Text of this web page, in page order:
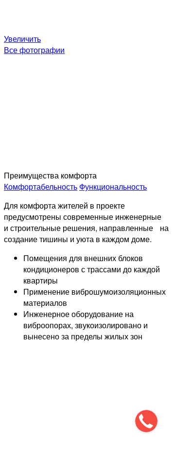
Увеличить
Все фотографии
Преимущества комфорта
Комфортабельность Функциональность
Для комфорта жителей в проекте
предусмотрены современные инженерные
и строительные решения, направленные на
создание тишины и уюта в каждом доме.
Помещения для внешних блоков
кондиционеров с трассами до каждой
квартиры
Применение виброшумоизоляционных
материалов
Инженерное оборудование на
виброопорах, звукоизолировано и
вынесено за пределы жилых зон